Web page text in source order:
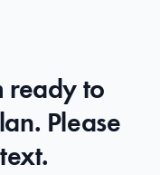
ready to
Please